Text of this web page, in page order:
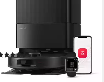
Navigation
(193)
409,99 € UVP
14,71 €mtl. in 36 Raten